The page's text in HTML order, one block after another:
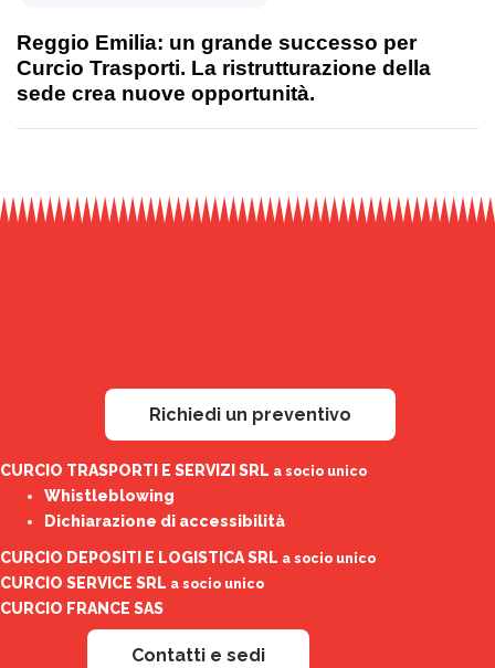
Reggio Emilia: un grande successo per
Curcio Trasporti. La ristrutturazione della
sede crea nuove opportunità.
Richiedi un preventivo
CURCIO TRASPORTI E SERVIZI SRL a socio unico
Whistleblowing
Dichiarazione di accessibilità
CURCIO DEPOSITI E LOGISTICA SRL a socio unico
CURCIO SERVICE SRL a socio unico
CURCIO FRANCE SAS
Contatti e sedi